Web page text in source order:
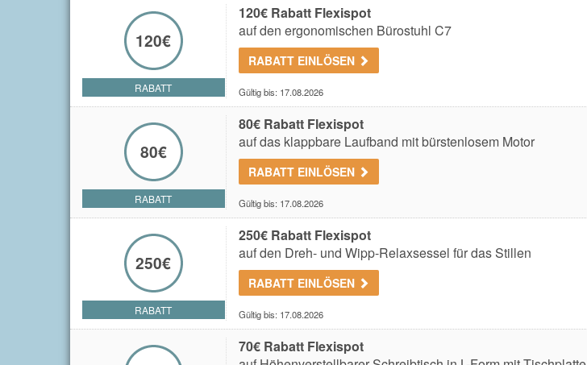
120€
RABATT
120€ Rabatt Flexispot
auf den ergonomischen Bürostuhl C7
RABATT EINLÖSEN
Gültig bis: 17.08.2026
80€
RABATT
80€ Rabatt Flexispot
auf das klappbare Laufband mit bürstenlosem Motor
RABATT EINLÖSEN
Gültig bis: 17.08.2026
250€
RABATT
250€ Rabatt Flexispot
auf den Dreh- und Wipp-Relaxsessel für das Stillen
RABATT EINLÖSEN
Gültig bis: 17.08.2026
70€ Rabatt Flexispot